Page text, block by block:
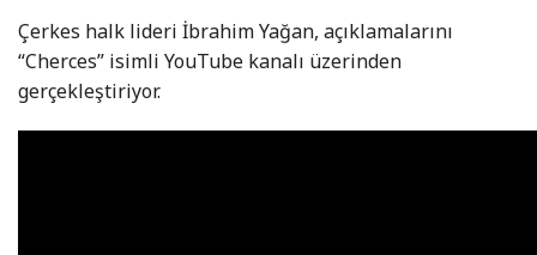
Çerkes halk lideri İbrahim Yağan, açıklamalarını
“Cherces” isimli YouTube kanalı üzerinden
gerçekleştiriyor.